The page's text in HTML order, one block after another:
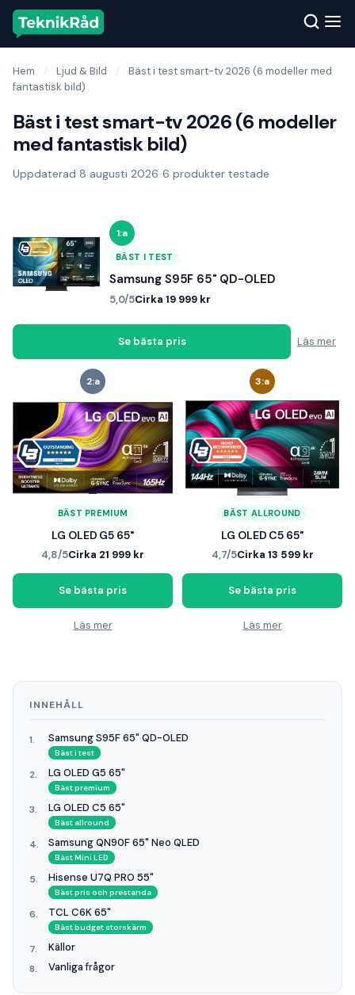
Hem / Ljud & Bild /
Bäst i test smart-tv 2026 (6 modeller med
fantastisk bild)
Bäst i test smart-tv 2026 (6 modeller
med fantastisk bild)
Uppdaterad 8 augusti 2026•6 produkter testade
1:a
BÄST I TEST
Samsung S95F 65" QD-OLED
5,0/5Cirka 19 999 kr
Se bästa pris Läs mer
2:a
BÄST PREMIUM
LG OLED G5 65"
4,8/5Cirka 21 999 kr
Se bästa pris
Läs mer
3:a
BÄST ALLROUND
LG OLED C5 65"
4,7/5Cirka 13 599 kr
Se bästa pris
Läs mer
INNEHÅLL
Samsung S95F 65" QD-OLED
Bäst i test
LG OLED G5 65"
Bäst premium
LG OLED C5 65"
Bäst allround
Samsung QN90F 65" Neo QLED
Bäst Mini LED
Hisense U7Q PRO 55"
Bäst pris och prestanda
TCL C6K 65"
Bäst budget storskärm
Källor
Vanliga frågor